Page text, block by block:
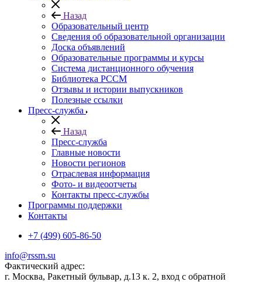
Назад
Образовательный центр
Сведения об образовательной организации
Доска объявлений
Образовательные программы и курсы
Система дистанционного обучения
Библиотека РССМ
Отзывы и истории выпускников
Полезные ссылки
Пресс-служба
Назад
Пресс-служба
Главные новости
Новости регионов
Отраслевая информация
Фото- и видеоотчеты
Контакты пресс-службы
Программы поддержки
Контакты
+7 (499) 605-86-50
info@rssm.su
Фактический адрес:
г. Москва, Ракетный бульвар, д.13 к. 2, вход с обратной